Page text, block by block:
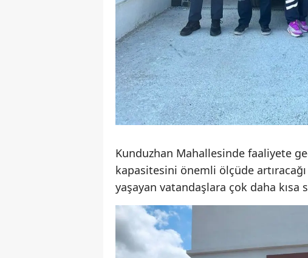
Kunduzhan Mahallesinde faaliyete
kapasitesini önemli ölçüde
yaşayan vatandaşlara çok daha kısa